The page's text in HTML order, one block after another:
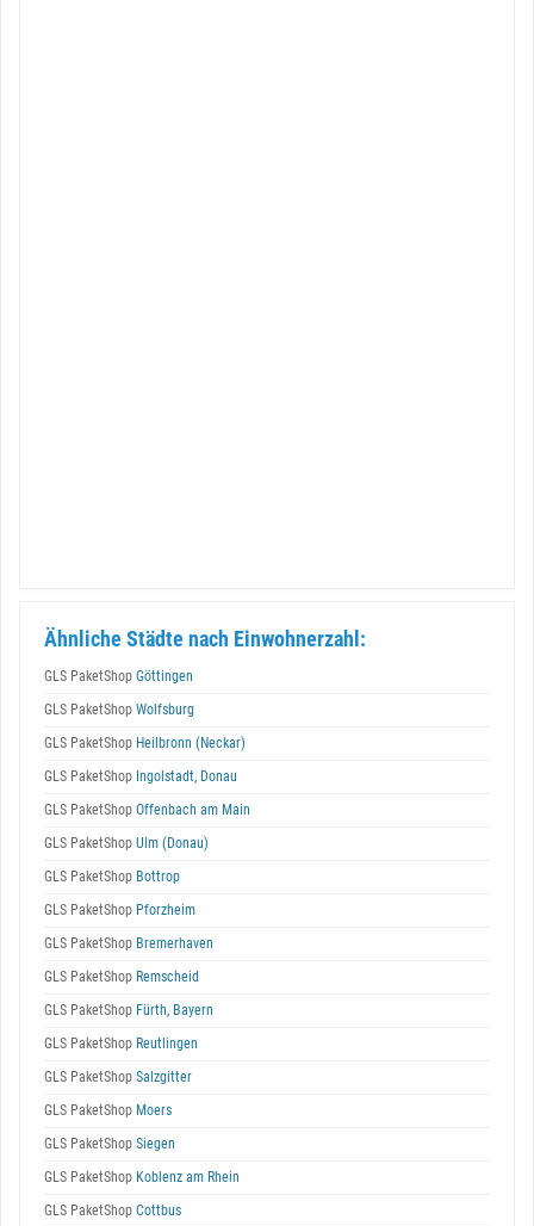
Ähnliche Städte nach Einwohnerzahl:
GLS PaketShop Göttingen
GLS PaketShop Wolfsburg
GLS PaketShop Heilbronn (Neckar)
GLS PaketShop Ingolstadt, Donau
GLS PaketShop Offenbach am Main
GLS PaketShop Ulm (Donau)
GLS PaketShop Bottrop
GLS PaketShop Pforzheim
GLS PaketShop Bremerhaven
GLS PaketShop Remscheid
GLS PaketShop Fürth, Bayern
GLS PaketShop Reutlingen
GLS PaketShop Salzgitter
GLS PaketShop Moers
GLS PaketShop Siegen
GLS PaketShop Koblenz am Rhein
GLS PaketShop Cottbus